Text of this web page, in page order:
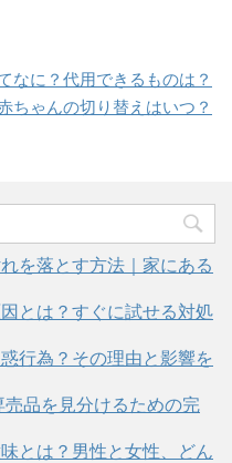
なに？代用できるものは？
ちゃんの切り替えはいつ？
を落とす方法｜家にある
とは？すぐに試せる対処
行為？その理由と影響を
品を見分けるための完
とは？男性と女性、どん